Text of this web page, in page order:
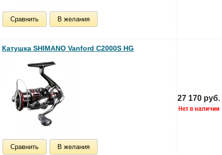
Сравнить В желания
Катушка SHIMANO Vanford C2000S HG
Сравнить В желания
27 170 руб.